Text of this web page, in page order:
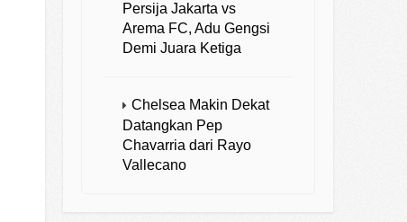
Persija Jakarta vs
Arema FC, Adu Gengsi
Demi Juara Ketiga
Chelsea Makin Dekat
Datangkan Pep
Chavarria dari Rayo
Vallecano